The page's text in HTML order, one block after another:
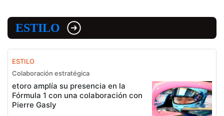
ESTILO
ESTILO
Colaboración estratégica
etoro amplía su presencia en la
Fórmula 1 con una colaboración con
Pierre Gasly